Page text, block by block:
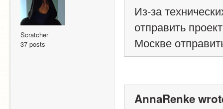
Scratcher
37 posts
Из-за
отправить
Москве
AnnaRenke